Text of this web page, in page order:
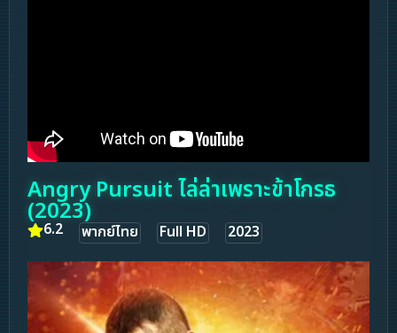
Angry Pursuit ไล่ล่าเพราะข้าโกรธ
(2023)
6.2 พากย์ไทย Full HD 2023